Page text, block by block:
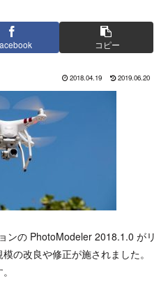
コピー
2018.04.19 2019.06.20
ンの PhotoModeler 2018.1.0 がリ
の改良や修正が施されました。